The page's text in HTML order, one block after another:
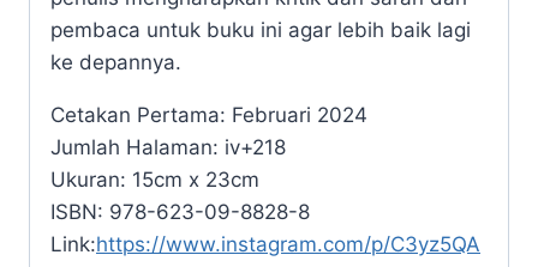
pembaca untuk buku ini agar lebih baik lagi
ke depannya.
Cetakan Pertama: Februari 2024
Jumlah Halaman: iv+218
Ukuran: 15cm x 23cm
ISBN: 978-623-09-8828-8
Link:https://www.instagram.com/p/C3yz5QA